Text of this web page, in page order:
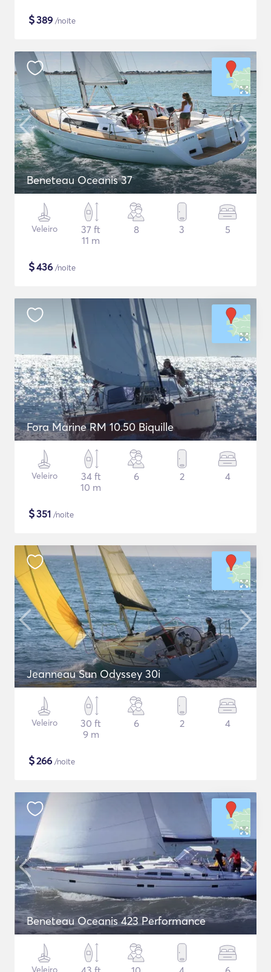
$389 /noite
Beneteau Oceanis 37
Veleiro
37 ft
11 m
8 3 5
$436 /noite
Fora Marine RM 10.50 Biquille
Veleiro
34 ft
10 m
6 2 4
$351 /noite
Jeanneau Sun Odyssey 30i
Veleiro
30 ft
9 m
6 2 4
$266 /noite
Beneteau Oceanis 423 Performance
Veleiro